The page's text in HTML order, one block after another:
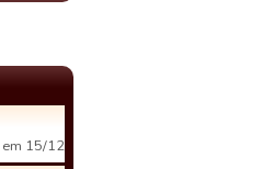
em 15/12/20 13:16